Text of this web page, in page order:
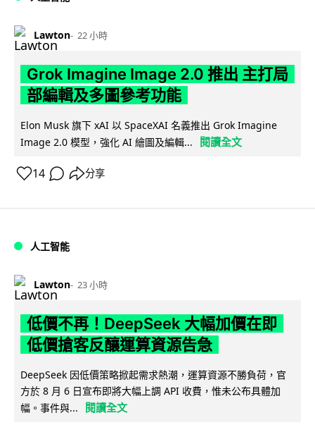
Lawton 22 小時
Grok Imagine Image 2.0 推出 主打局
部編輯及多圖參考功能
Elon Musk 旗下 xAI 以 SpaceXAI 名義推出 Grok Imagine
Image 2.0 模型，強化 AI 繪圖及編輯...
閱讀全文
14 分享
人工智能
Lawton 23 小時
低價不再！DeepSeek 大幅加價在即
低價搶客反釀運算資源告急
DeepSeek 因低價策略掀起需求熱潮，運算資源不勝負荷，官
方於 8 月 6 日宣布即將大幅上調 API 收費，惟未公布具體加
幅。事件與...
閱讀全文